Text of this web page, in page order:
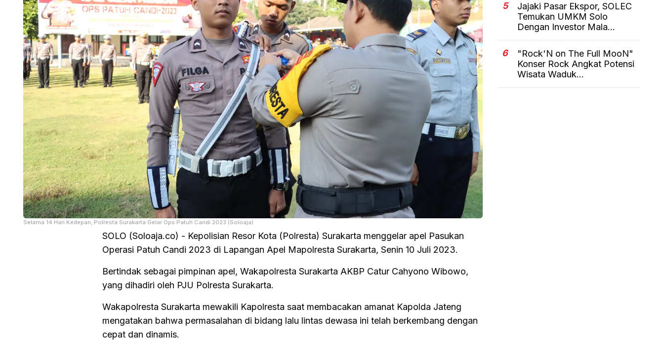
Selama 14 Hari Kedepan, Polresta Surakarta Gelar Ops Patuh Candi 2023 (Soloaja)
SOLO (Soloaja.co) - Kepolisian Resor Kota (Polresta) Surakarta menggelar apel Pasukan
Operasi Patuh Candi 2023 di Lapangan Apel Mapolresta Surakarta, Senin 10 Juli 2023.
Bertindak sebagai pimpinan apel, Wakapolresta Surakarta AKBP Catur Cahyono Wibowo,
yang dihadiri oleh PJU Polresta Surakarta.
Wakapolresta Surakarta mewakili Kapolresta saat membacakan amanat Kapolda Jateng
mengatakan bahwa permasalahan di bidang lalu lintas dewasa ini telah berkembang dengan
cepat dan dinamis.
5
Jajaki Pasar Ekspor, SOLEC
Temukan UMKM Solo
Dengan Investor Mala...
6
"Rock'N on The Full MooN"
Konser Rock Angkat Potensi
Wisata Waduk...